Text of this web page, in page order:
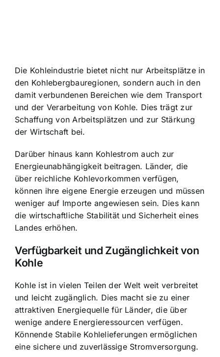
Die Kohleindustrie bietet nicht nur Arbeitsplätze in
den Kohlebergbauregionen, sondern auch in den
damit verbundenen Bereichen wie dem Transport
und der Verarbeitung von Kohle. Dies trägt zur
Schaffung von Arbeitsplätzen und zur Stärkung
der Wirtschaft bei.
Darüber hinaus kann Kohlestrom auch zur
Energieunabhängigkeit beitragen. Länder, die
über reichliche Kohlevorkommen verfügen,
können ihre eigene Energie erzeugen und müssen
weniger auf Importe angewiesen sein. Dies kann
die wirtschaftliche Stabilität und Sicherheit eines
Landes erhöhen.
Verfügbarkeit und Zugänglichkeit von
Kohle
Kohle ist in vielen Teilen der Welt weit verbreitet
und leicht zugänglich. Dies macht sie zu einer
attraktiven Energiequelle für Länder, die über
wenige andere Energieressourcen verfügen.
Könnende Stabile Kohlelieferungen ermöglichen
eine sichere und zuverlässige Stromversorgung.